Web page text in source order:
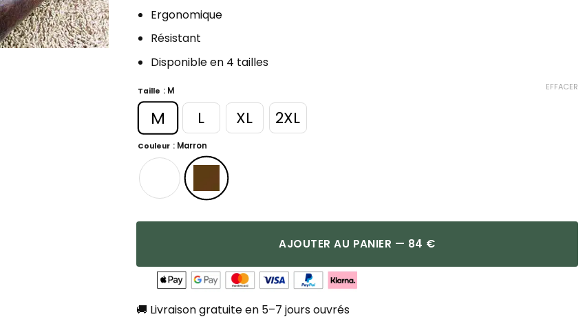
Ergonomique
Résistant
Disponible en 4 tailles
Taille : M
M L XL 2XL
Couleur : Marron
EFFACER
AJOUTER AU PANIER — 84 €
🚚 Livraison gratuite en 5–7 jours ouvrés